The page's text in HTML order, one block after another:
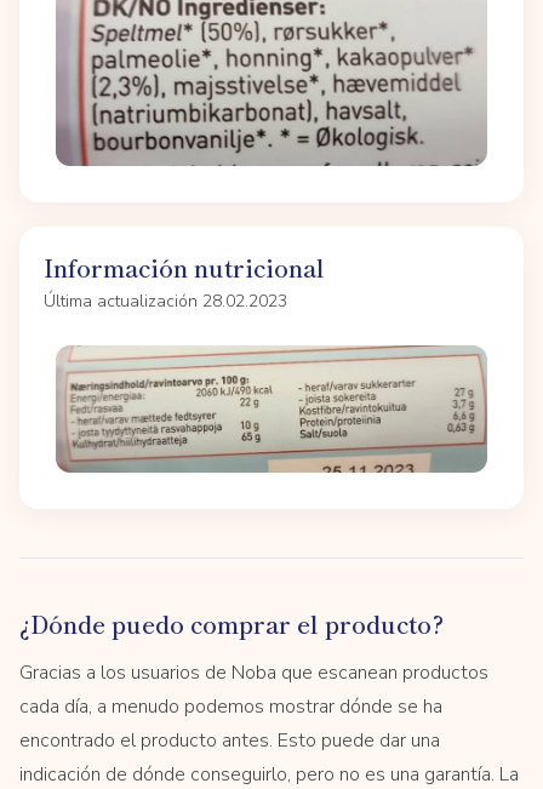
Información nutricional
Última actualización 28.02.2023
¿Dónde puedo comprar el producto?
Gracias a los usuarios de Noba que escanean productos
cada día, a menudo podemos mostrar dónde se ha
encontrado el producto antes. Esto puede dar una
indicación de dónde conseguirlo, pero no es una garantía. La